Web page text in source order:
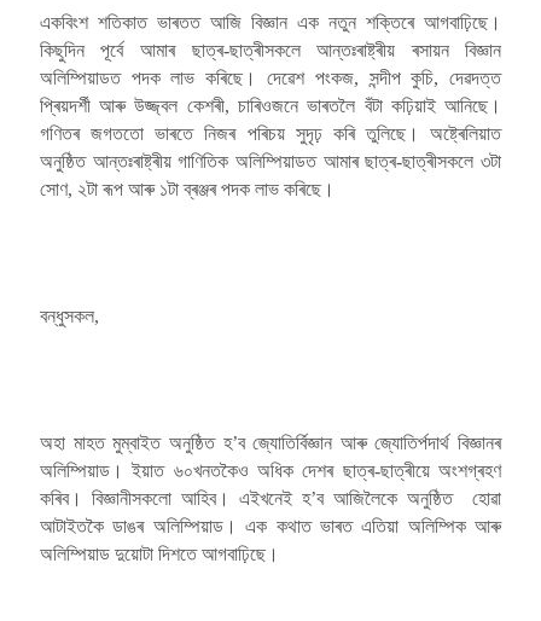
একবিংশ শতিকাত ভাৰতত আজি বিজ্ঞান এক নতুন শক্তিৰে আগবাঢ়িছে।
কিছুদিন পূৰ্বে আমাৰ ছাত্ৰ-ছাত্ৰীসকলে আন্তঃৰাষ্ট্ৰীয় ৰসায়ন বিজ্ঞান
অলিম্পিয়াডত পদক লাভ কৰিছে। দেৱেশ পংকজ, সন্দীপ কুচি, দেৱদত্ত
প্ৰিয়দৰ্শী আৰু উজ্জ্বল কেশৰী, চাৰিওজনে ভাৰতলৈ বঁটা কঢ়িয়াই আনিছে।
গণিতৰ জগততো ভাৰতে নিজৰ পৰিচয় সুদৃঢ় কৰি তুলিছে। অষ্ট্ৰেলিয়াত
অনুষ্ঠিত আন্তঃৰাষ্ট্ৰীয় গাণিতিক অলিম্পিয়াডত আমাৰ ছাত্ৰ-ছাত্ৰীসকলে ৩টা
সোণ, ২টা ৰূপ আৰু ১টা ব্ৰঞ্জৰ পদক লাভ কৰিছে।
বন্ধুসকল,
অহা মাহত মুম্বাইত অনুষ্ঠিত হ’ব জ্যোতিৰ্বিজ্ঞান আৰু জ্যোতিৰ্পদাৰ্থ বিজ্ঞানৰ
অলিম্পিয়াড। ইয়াত ৬০খনতকৈও অধিক দেশৰ ছাত্ৰ-ছাত্ৰীয়ে অংশগ্ৰহণ
কৰিব। বিজ্ঞানীসকলো আহিব। এইখনেই হ’ব আজিলৈকে অনুষ্ঠিত হোৱা
আটাইতকৈ ডাঙৰ অলিম্পিয়াড। এক কথাত ভাৰত এতিয়া অলিম্পিক আৰু
অলিম্পিয়াড দুয়োটা দিশতে আগবাঢ়িছে।